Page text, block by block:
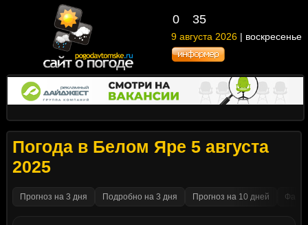
0 35
9 августа 2026 | воскресенье
Погода в Белом Яре 5 августа
2025
Прогноз на 3 дня Подробно на 3 дня Прогноз на 10 дней